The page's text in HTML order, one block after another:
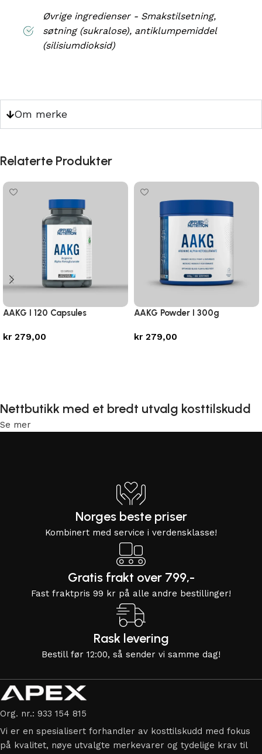
Øvrige ingredienser - Smakstilsetning,
søtning (sukralose), antiklumpemiddel
(silisiumdioksid)
Om merke
Relaterte Produkter
AAKG I 120 Capsules
kr 279,00
AAKG Powder I 300g
kr 279,00
Nettbutikk med et bredt utvalg kosttilskudd
Se mer
Norges beste priser
Kombinert med service i verdensklasse!
Gratis frakt over 799,-
Fast fraktpris 99 kr på alle andre bestillinger!
Rask levering
Bestill før 12:00, så sender vi samme dag!
Org. nr.: 933 154 815
Vi er en spesialisert forhandler av kosttilskudd med fokus
på kvalitet, nøye utvalgte merkevarer og tydelige krav til